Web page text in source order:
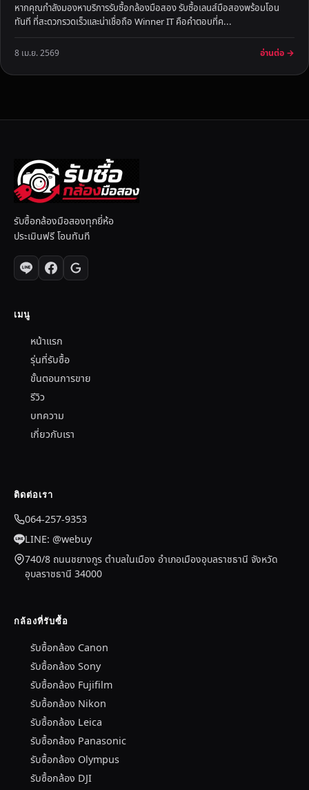
หากคุณกำลังมองหาบริการรับซื้อกล้องมือสอง รับซื้อเลนส์มือสองพร้อมโอน
ทันที ที่สะดวกรวดเร็วและน่าเชื่อถือ Winner IT คือคำตอบที่ค...
8 เม.ย. 2569 อ่านต่อ →
รับซื้อกล้องมือสองทุกยี่ห้อ
ประเมินฟรี โอนทันที
เมนู
หน้าแรก
รุ่นที่รับซื้อ
ขั้นตอนการขาย
รีวิว
บทความ
เกี่ยวกับเรา
ติดต่อเรา
064-257-9353
LINE: @webuy
740/8 ถนนชยางกูร ตำบลในเมือง อำเภอเมืองอุบลราชธานี จังหวัด
อุบลราชธานี 34000
กล้องที่รับซื้อ
รับซื้อกล้อง Canon
รับซื้อกล้อง Sony
รับซื้อกล้อง Fujifilm
รับซื้อกล้อง Nikon
รับซื้อกล้อง Leica
รับซื้อกล้อง Panasonic
รับซื้อกล้อง Olympus
รับซื้อกล้อง DJI